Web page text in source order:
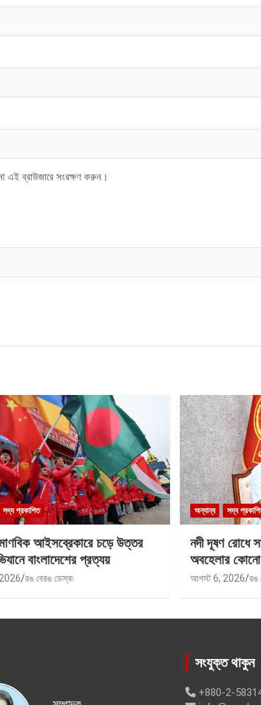
এই ব্রাউজারে সংরক্ষণ করুন।
সদ্য প্রকাশিত
আইসব্রেকারে চড়ে উত্তর
বাংলাদেশের প্রত্যয়
রঙ বেরঙ ডেস্ক
অন্যান্য সদ্য
নদী দূষণ রোধে
অবহেলার কোনো
আগস্ট 6, 2026 রঙ
সংযুক্ত থাকুন
+880-2-